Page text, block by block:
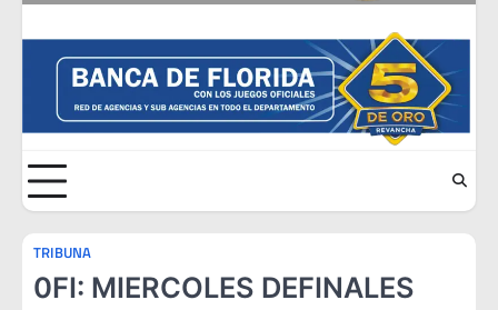
TRIBUNA
0FI: MIERCOLES DEFINALES